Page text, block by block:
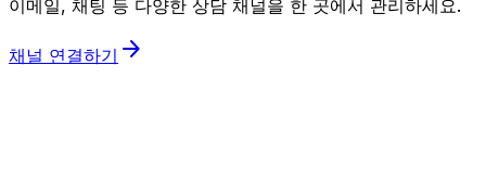
이메일, 채팅 등 다양한 상담 채널을 한 곳에서 관리하세요.
채널 연결하기 arrow_forward